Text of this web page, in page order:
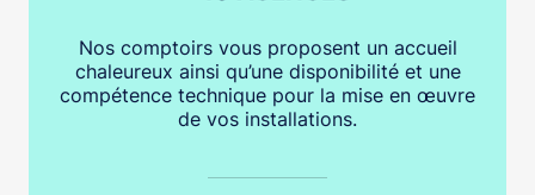
Nos comptoirs vous proposent un accueil
chaleureux ainsi qu’une disponibilité et une
compétence technique pour la mise en œuvre
de vos installations.